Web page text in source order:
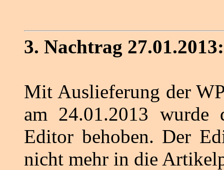
3. Nachtrag 27.01.2013:
Mit Auslieferung der
am 24.01.2013 wurde
Editor behoben. Der
nicht mehr in die